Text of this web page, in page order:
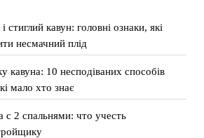
стиглий кавун: головні ознаки, які
несмачний плід
кавуна: 10 несподіваних способів
мало хто знає
2 спальнями: что учесть